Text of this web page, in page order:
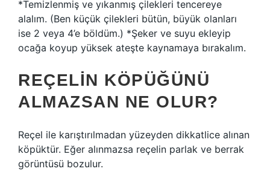
*Temizlenmiş ve yıkanmış çilekleri tencereye
alalım. (Ben küçük çilekleri bütün, büyük olanları
ise 2 veya 4’e böldüm.) *Şeker ve suyu ekleyip
ocağa koyup yüksek ateşte kaynamaya bırakalım.
REÇELIN KÖPÜĞÜNÜ
ALMAZSAN NE OLUR?
Reçel ile karıştırılmadan yüzeyden dikkatlice alınan
köpüktür. Eğer alınmazsa reçelin parlak ve berrak
görüntüsü bozulur.